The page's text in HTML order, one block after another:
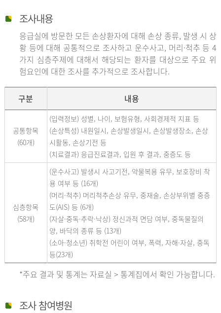
조사내용
응급실에 방문한 모든 손상환자에 대해 손상 종류, 발생 시 상
황 등에 대해 공통적으로 조사하고 운수사고, 머리·척추 등 4
가지 심층주제에 대해서 해당되는 환자를 대상으로 주요 위
험요인에 대한 조사를 추가적으로 조사합니다.
구분 내용
공통항목
(60개)
(입력정보) 성별, 나이, 보험유형, 사회경제적 지표 등
(손상특성) 내원일시, 손상발생일시, 손상발생장소, 손상
시활동, 손상기전 등
(치료결과) 응급진료결과, 입원 후 결과, 중증도 등
심층항목
(58개)
(운수사고) 발생시 사고기전, 약물복용 유무, 보호장비 착
용 여부 등 (16개)
(머리·척추) 머리척추손상 유무, 중재술, 손상부위별 중증
도(AIS) 등 (6개)
(자살·중독·추락·낙상) 정신과적 면담 여부, 중독물질의
양, 바닥의 종류 등 (13개)
(소아·청소년) 취학전 어린이 여부, 폭력, 자해·자살, 중독
등(23개)
*주요 결과 및 통계는 자료실 > 통계집에서 확인 가능합니다.
조사 참여병원